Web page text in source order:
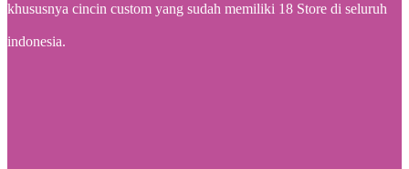
khususnya cincin custom yang sudah memiliki 18 Store di seluruh
indonesia.